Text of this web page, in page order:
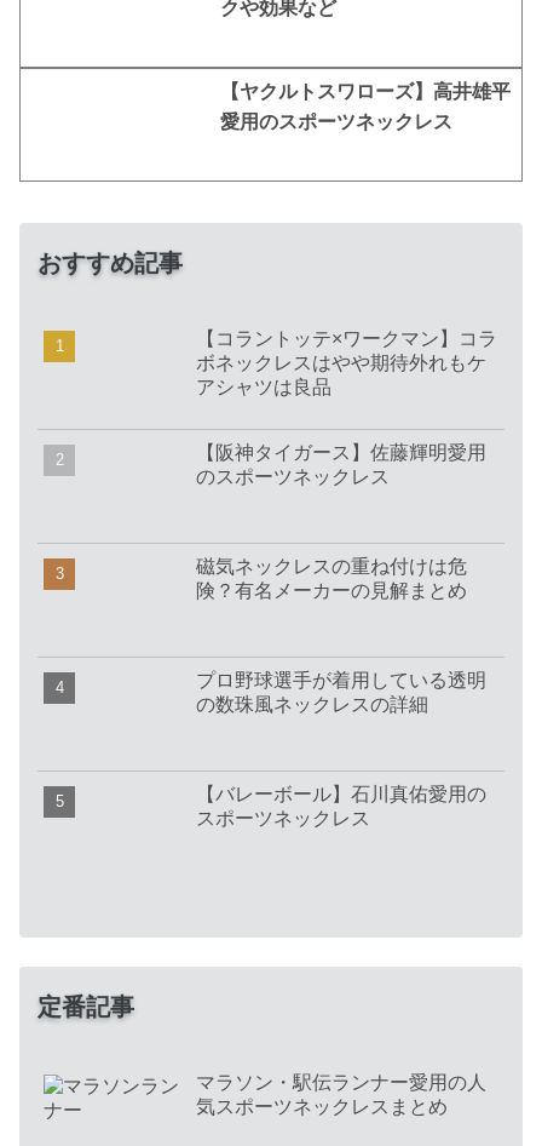
クや効果など
【ヤクルトスワローズ】高井雄平
愛用のスポーツネックレス
おすすめ記事
【コラントッテ×ワークマン】コラ
ボネックレスはやや期待外れもケ
アシャツは良品
【阪神タイガース】佐藤輝明愛用
のスポーツネックレス
磁気ネックレスの重ね付けは危
険？有名メーカーの見解まとめ
プロ野球選手が着用している透明
の数珠風ネックレスの詳細
【バレーボール】石川真佑愛用の
スポーツネックレス
定番記事
マラソン・駅伝ランナー愛用の人
気スポーツネックレスまとめ